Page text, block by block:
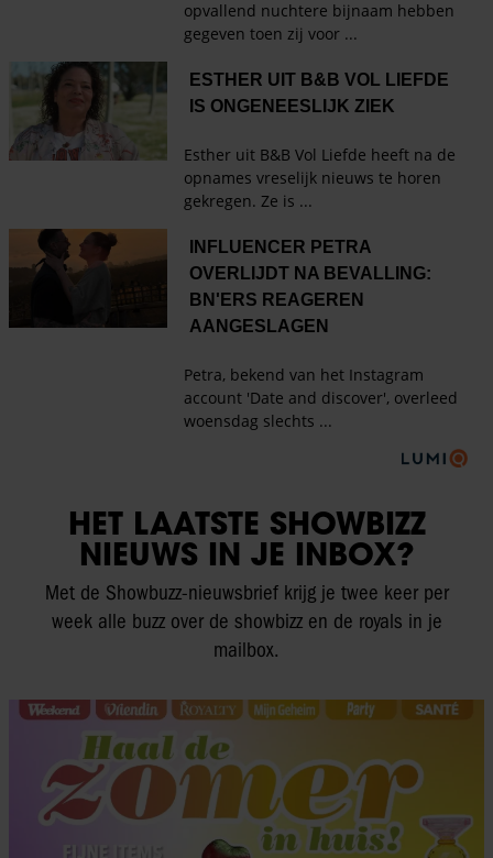
HET LAATSTE SHOWBIZZ
NIEUWS IN JE INBOX?
Met de Showbuzz-nieuwsbrief krijg je twee keer per
week alle buzz over de showbizz en de royals in je
mailbox.